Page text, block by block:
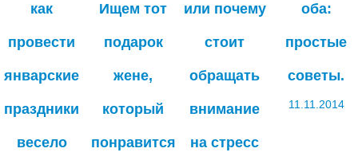
как
провести
январские
праздники
весело
Ищем тот
подарок
жене,
который
понравится
или почему
стоит
обращать
внимание
на стресс
оба:
простые
советы.
11.11.2014